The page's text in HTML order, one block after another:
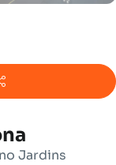
Jardins